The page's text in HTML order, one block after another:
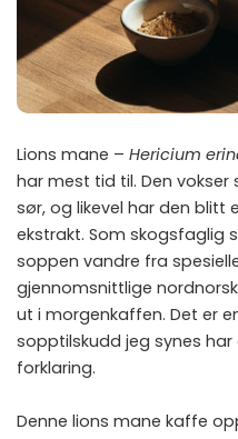
Lions mane – Hericium
har mest tid til. Den
sør, og likevel har den blitt
ekstrakt. Som skogsfaglig
soppen vandre fra
gjennomsnittlige
ut i morgenkaffen. Det er
sopptilskudd jeg synes
forklaring.
Denne lions mane kaffe